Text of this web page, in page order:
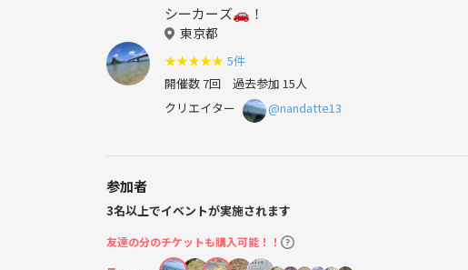
シーカーズ🚗！
東京都
★★★★★ 5件
開催数 7回 過去参加 15人
クリエイター
@nandatte13
参加者
3名以上でイベントが実施されます
友達の分のチケットも購入可能！！